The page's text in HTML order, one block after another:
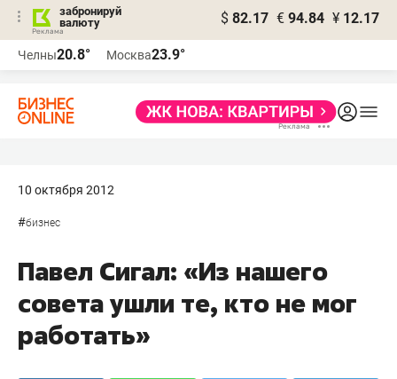
забронируй
валюту
$ 82.17 € 94.84 ¥ 12.17
Челны20.8° Москва23.9°
10 октября 2012
#бизнес
Павел Сигал: «Из нашего
совета ушли те, кто не мог
работать»